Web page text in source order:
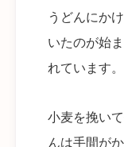
うどんにか
いたのが始
れています。
小麦を挽い
んは手間が